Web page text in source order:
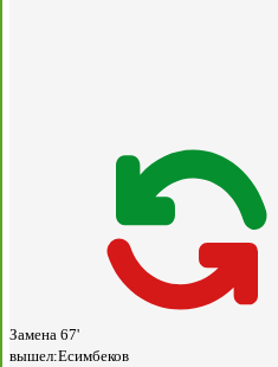
Замена 67'
вышел:Есимбеков